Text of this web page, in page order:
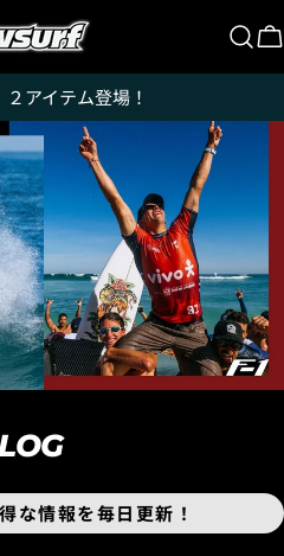
２アイテム登場！
な情報を毎日更新！